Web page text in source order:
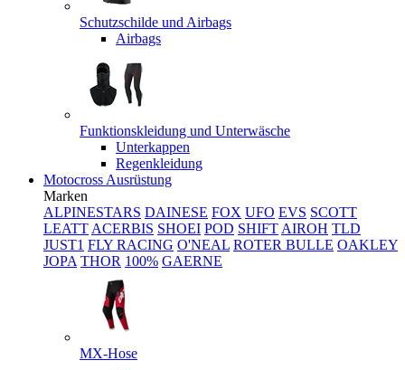
Schutzschilde und Airbags
Airbags
Funktionskleidung und Unterwäsche
Unterkappen
Regenkleidung
Motocross Ausrüstung
Marken
ALPINESTARS DAINESE FOX UFO EVS SCOTT
LEATT ACERBIS SHOEI POD SHIFT AIROH TLD
JUST1 FLY RACING O'NEAL ROTER BULLE OAKLEY
JOPA THOR 100% GAERNE
MX-Hose